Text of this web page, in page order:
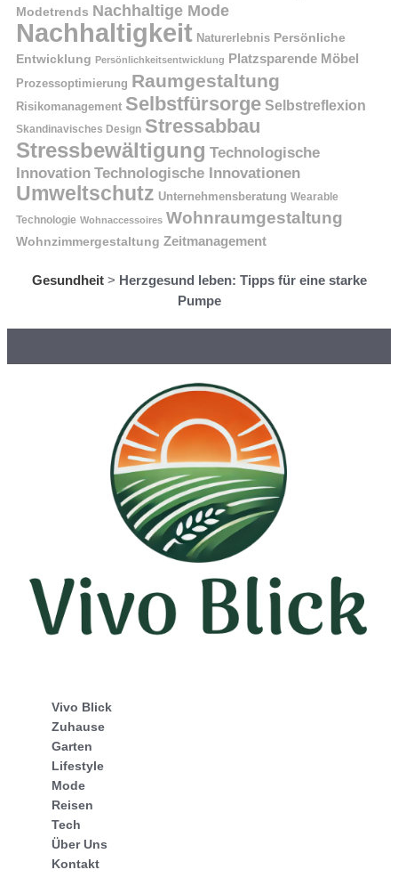
Modetrends Nachhaltige Mode
Nachhaltigkeit Naturerlebnis Persönliche
Entwicklung Persönlichkeitsentwicklung Platzsparende Möbel
Prozessoptimierung Raumgestaltung
Risikomanagement Selbstfürsorge Selbstreflexion
Skandinavisches Design Stressabbau
Stressbewältigung Technologische
Innovation Technologische Innovationen
Umweltschutz Unternehmensberatung Wearable
Technologie Wohnaccessoires Wohnraumgestaltung
Wohnzimmergestaltung Zeitmanagement
Gesundheit> Herzgesund leben: Tipps für eine starke
Pumpe
Vivo Blick
Zuhause
Garten
Lifestyle
Mode
Reisen
Tech
Über Uns
Kontakt